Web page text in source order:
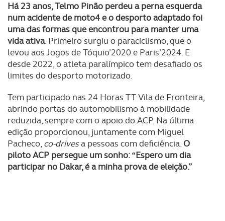
Há 23 anos, Telmo Pinão perdeu a perna esquerda
num acidente de moto4 e o desporto adaptado foi
uma das formas que encontrou para manter uma
vida ativa. Primeiro surgiu o paraciclismo, que o
levou aos Jogos de Tóquio’2020 e Paris’2024. E
desde 2022, o atleta paralímpico tem desafiado os
limites do desporto motorizado.
Tem participado nas 24 Horas TT Vila de Fronteira,
abrindo portas do automobilismo à mobilidade
reduzida, sempre com o apoio do ACP. Na última
edição proporcionou, juntamente com Miguel
Pacheco, co-drivesa pessoas com deficiência.O
piloto ACP persegue um sonho: “Espero um dia
participar no Dakar, é a minha prova de eleição.”